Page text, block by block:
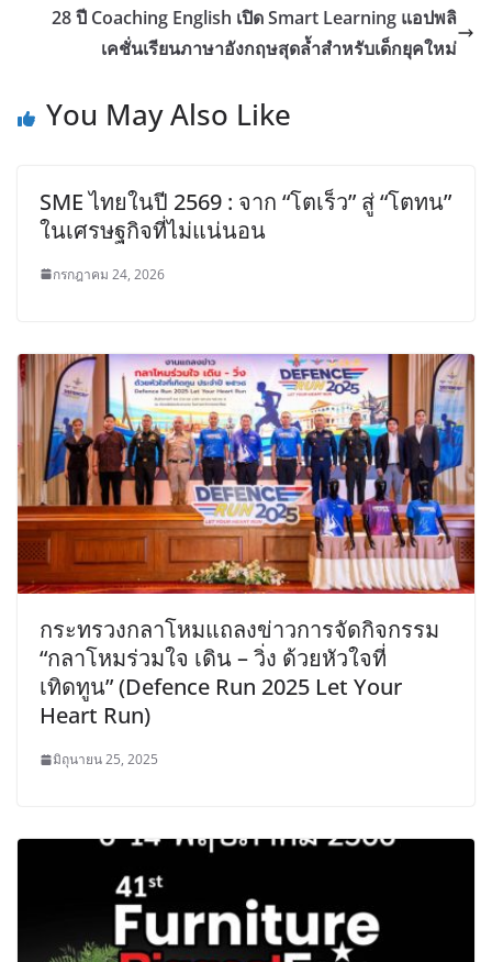
28 ปี Coaching English เปิด Smart Learning แอปพลิ
เคชั่นเรียนภาษาอังกฤษสุดล้ำสำหรับเด็กยุคใหม่
You May Also Like
SME ไทยในปี 2569 : จาก “โตเร็ว” สู่ “โตทน”
ในเศรษฐกิจที่ไม่แน่นอน
กรกฎาคม 24, 2026
กระทรวงกลาโหมแถลงข่าวการจัดกิจกรรม
“กลาโหมร่วมใจ เดิน – วิ่ง ด้วยหัวใจที่
เทิดทูน” (Defence Run 2025 Let Your
Heart Run)
มิถุนายน 25, 2025